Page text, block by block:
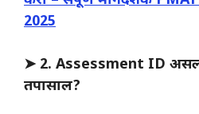
2025
➤ 2. Assessment ID
तपासाल?